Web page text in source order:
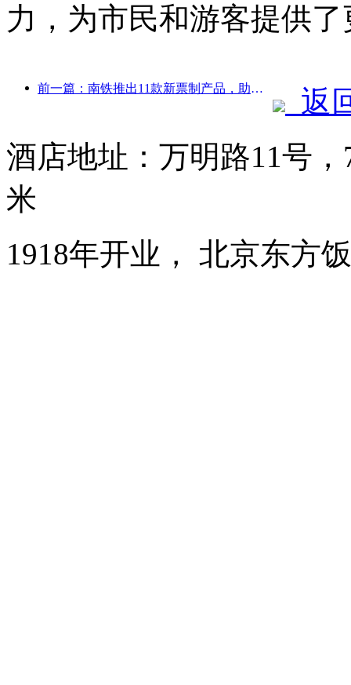
力，为市民和游客提供
前一篇：南铁推出11款新票制产品，助力闽赣两省交通旅游融合发展
返
酒店地址：万明路11号
米
1918年开业， 北京东